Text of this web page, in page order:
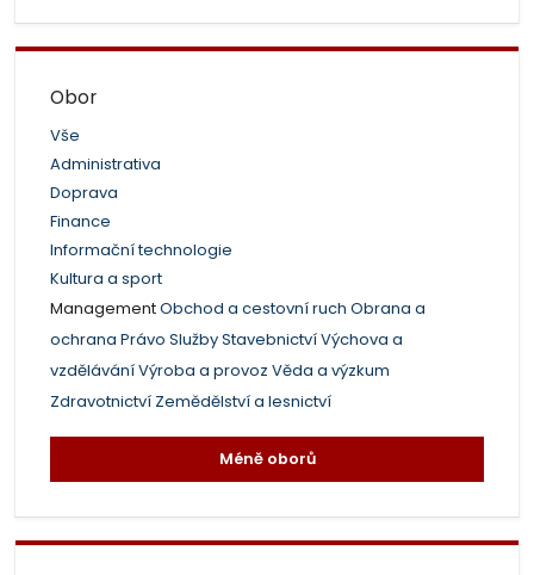
Obor
Vše
Administrativa
Doprava
Finance
Informační technologie
Kultura a sport
ManagementObchod a cestovní ruch Obrana a
ochrana Právo SlužbyStavebnictvíVýchova a
vzděláváníVýroba a provoz Věda a výzkum
Zdravotnictví Zemědělství a lesnictví
Méně oborů